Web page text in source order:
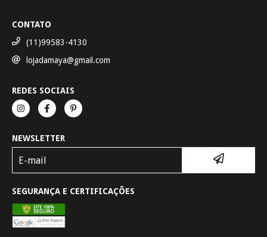
CONTATO
(11)99583-4130
lojadamaya@gmail.com
REDES SOCIAIS
NEWSLETTER
SEGURANÇA E CERTIFICAÇÕES